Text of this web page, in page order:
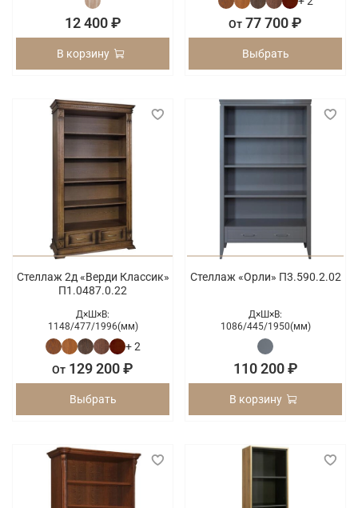
12 400 ₽
В корзину
От 77 700 ₽
Выбрать
Стеллаж 2д «Верди Классик»
П1.0487.0.22
Д×Ш×В:
1148/477/1996(мм)
+ 2
От 129 200 ₽
Выбрать
Стеллаж «Орли» П3.590.2.02
Д×Ш×В:
1086/445/1950(мм)
110 200 ₽
В корзину